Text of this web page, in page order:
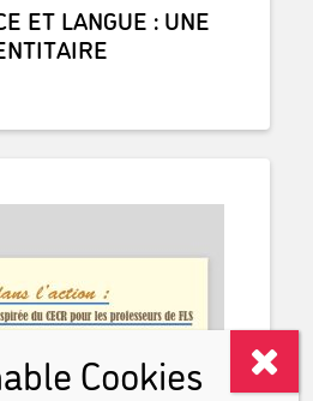
ET LANGUE : UNE
Cookies